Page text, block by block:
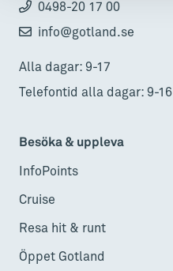
0498-20 17 00
info@gotland.se
Alla dagar: 9-17
Telefontid alla dagar: 9-16
Besöka & uppleva
InfoPoints
Cruise
Resa hit & runt
Öppet Gotland